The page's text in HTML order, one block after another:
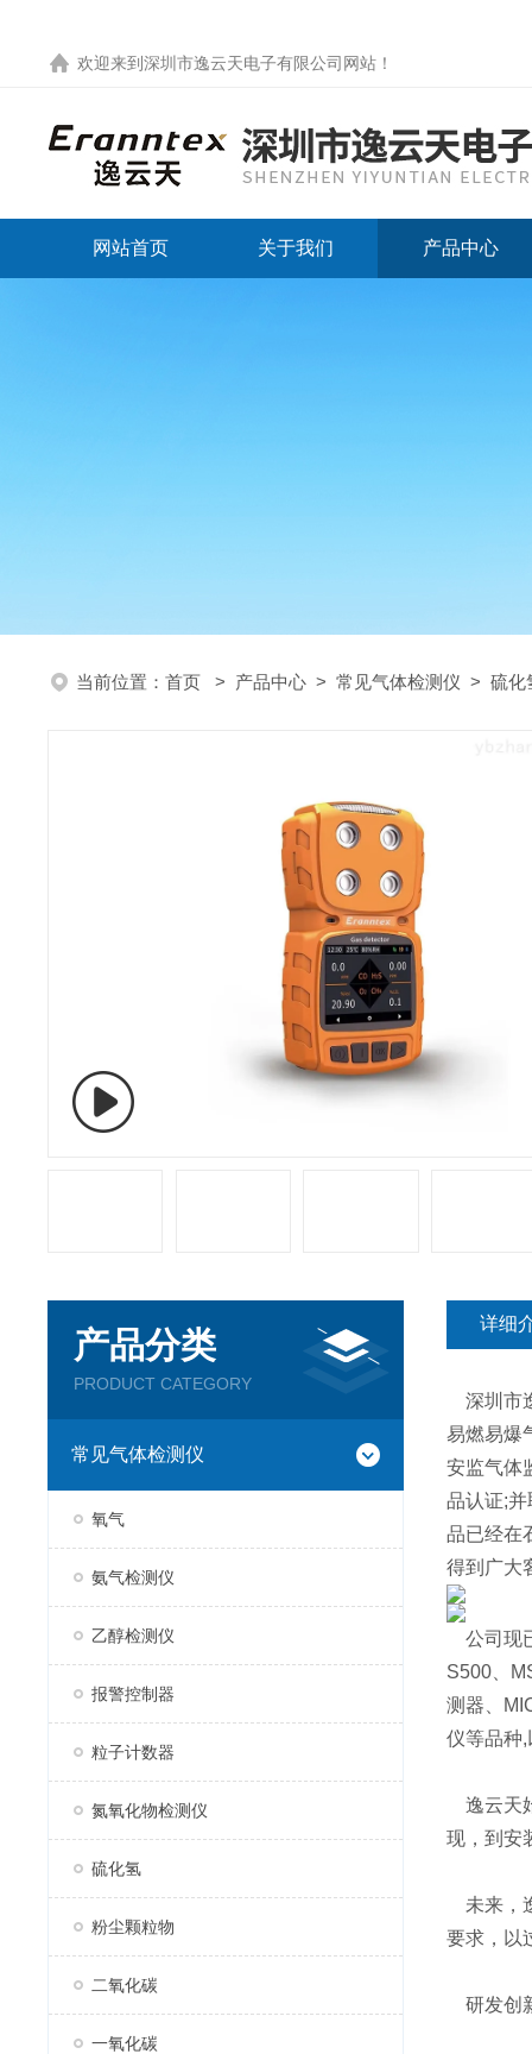
欢迎来到 深圳市逸云天电子有限公司网站 ！
网站首页 关于我们 产品中心
当前位置： 首页 > 产品中心 > 常见气体检测仪 > 硫化
产品分类
PRODUCT CATEGORY
常见气体检测仪
氧气
氨气检测仪
乙醇检测仪
报警控制器
粒子计数器
氮氧化物检测仪
硫化氢
粉尘颗粒物
二氧化碳
一氧化碳
详细
深圳市
易燃易爆
安监气体
品认证;
品已经在
得到广大
公司现
S500、
测器、
仪等品种
逸云天
现，到安
未来，
要求，以
研发创